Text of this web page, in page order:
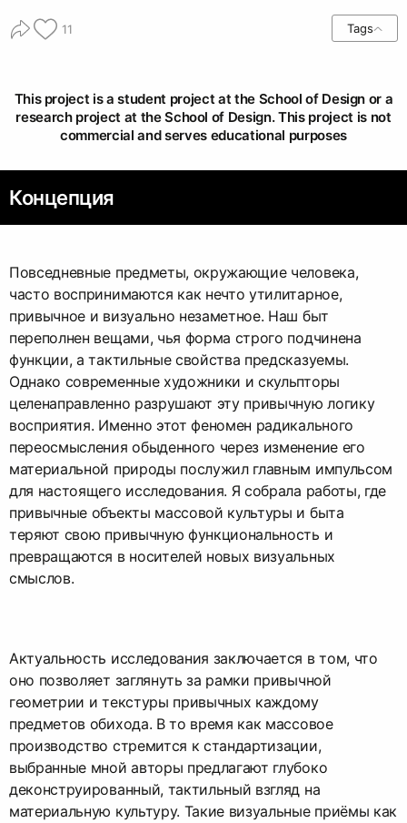
11 Tags
This project is a student project at the School of Design or a
research project at the School of Design. This project is not
commercial and serves educational purposes
Концепция
Повседневные предметы, окружающие человека,
часто воспринимаются как нечто утилитарное,
привычное и визуально незаметное. Наш быт
переполнен вещами, чья форма строго подчинена
функции, а тактильные свойства предсказуемы.
Однако современные художники и скульпторы
целенаправленно разрушают эту привычную логику
восприятия. Именно этот феномен радикального
переосмысления обыденного через изменение его
материальной природы послужил главным импульсом
для настоящего исследования. Я собрала работы, где
привычные объекты массовой культуры и быта
теряют свою привычную функциональность и
превращаются в носителей новых визуальных
смыслов.
Актуальность исследования заключается в том, что
оно позволяет заглянуть за рамки привычной
геометрии и текстуры привычных каждому
предметов обихода. В то время как массовое
производство стремится к стандартизации,
выбранные мной авторы предлагают глубоко
деконструированный, тактильный взгляд на
материальную культуру. Такие визуальные приёмы как